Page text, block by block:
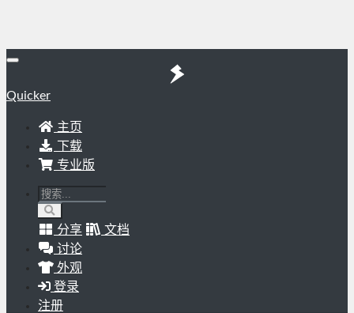
Quicker
主页
下载
专业版
分享
文档
讨论
外观
登录
注册